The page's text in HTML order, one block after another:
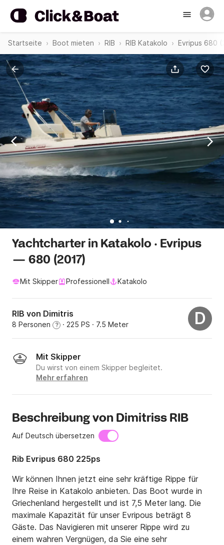
Startseite Boot mieten RIB RIB Katakolo Evripus 680
Yachtcharter in Katakolo · Evripus
— 680 (2017)
Mit Skipper Professionell Katakolo
RIB von Dimitris
8 Personen ? · 225 PS · 7.5 Meter D
Mit Skipper
Du wirst von einem Skipper begleitet.
Mehr erfahren
Beschreibung von Dimitriss RIB
Auf Deutsch übersetzen
Rib Evripus 680 225ps
Wir können Ihnen jetzt eine sehr kräftige Rippe für
Ihre Reise in Katakolo anbieten. Das Boot wurde in
Griechenland hergestellt und ist 7,5 Meter lang. Die
maximale Kapazität für unser Evripous beträgt 8
Gäste. Das Navigieren mit unserer Rippe wird zu
einem wahren Vergnügen, da Sie eine sehr